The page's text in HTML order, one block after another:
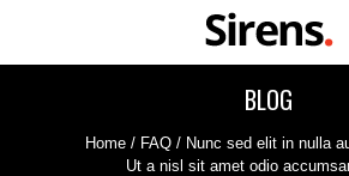
BLOG
Home / FAQ / Nunc sed elit in nulla
Ut a nisl sit amet odio